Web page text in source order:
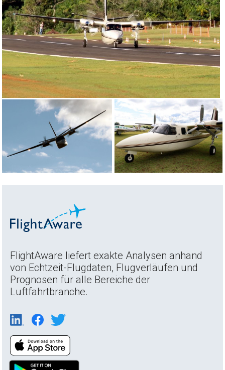
FlightAware liefert exakte Analysen anhand
von Echtzeit-Flugdaten, Flugverläufen und
Prognosen für alle Bereiche der
Luftfahrtbranche.